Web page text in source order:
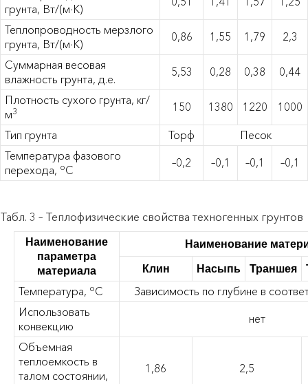
грунта, Вт/(м∙К)
Теплопроводность мерзлого
грунта, Вт/(м∙К)
0,86 1,55 1,79 2,3
Суммарная весовая
влажность грунта, д.е.
5,53 0,28 0,38 0,44
Плотность сухого грунта, кг/
м3 150 1380 1220 1000
Тип грунта Торф
Песок
Температура фазового
перехода, оС
–0,2 –0,1 –0,1 –0,1
Табл. 3 – Теплофизические свойства техногенных грунтов
Наименование
параметра
материала
Наименование
Клин Насыпь Траншея
Температура, оС
Зависимость по глубине в
Использовать
конвекцию
нет
Объемная
теплоемкость в
талом состоянии,
1,86 2,5